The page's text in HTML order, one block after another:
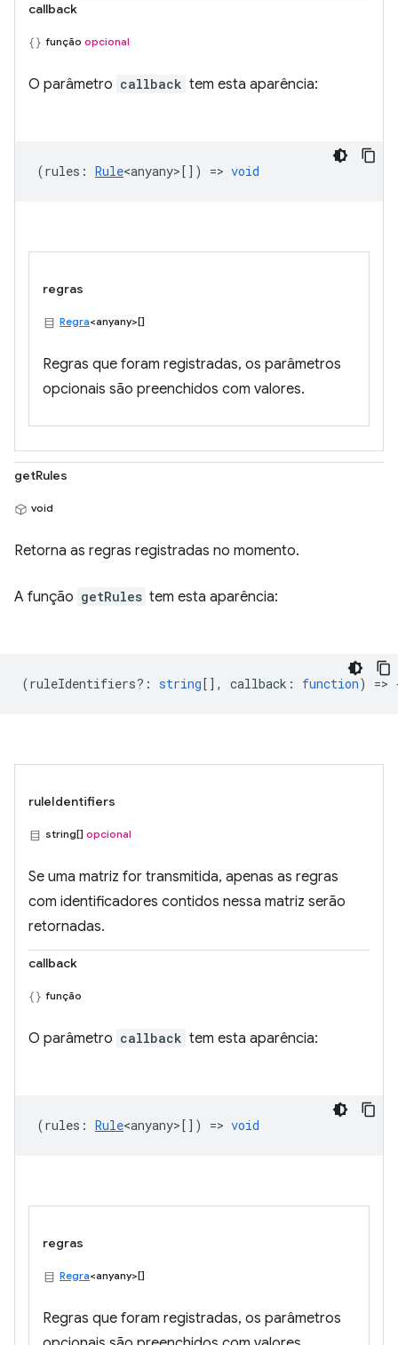
callback
função opcional
O parâmetro callback tem esta aparência:
(rules : Rule<anyany> []) => void
regras
Regra<anyany>[]
Regras que foram registradas, os parâmetros
opcionais são preenchidos com valores.
getRules
void
Retorna as regras registradas no momento.
A função getRules tem esta aparência:
(ruleIdentifiers? : string [], callback : function)
ruleIdentifiers
string[] opcional
Se uma matriz for transmitida, apenas as regras
com identificadores contidos nessa matriz serão
retornadas.
callback
função
O parâmetro callback tem esta aparência:
(rules : Rule<anyany> []) => void
regras
Regra<anyany>[]
Regras que foram registradas, os parâmetros